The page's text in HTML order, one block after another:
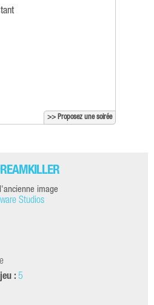
>> Proposez une soirée
image
Studios
: 5